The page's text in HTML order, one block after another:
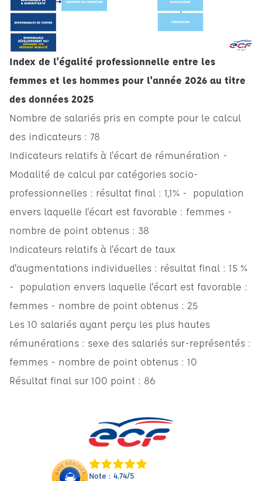
Index de l'égalité professionnelle entre les
femmes et les hommes pour l'année 2026 au titre
des données 2025
Nombre de salariés pris en compte pour le calcul
des indicateurs : 78
Indicateurs relatifs à l'écart de rémunération -
Modalité de calcul par catégories socio-
professionnelles : résultat final : 1,1% - population
envers laquelle l'écart est favorable : femmes -
nombre de point obtenus : 38
Indicateurs relatifs à l'écart de taux
d'augmentations individuelles : résultat final : 15 %
- population envers laquelle l'écart est favorable :
femmes - nombre de point obtenus : 25
Les 10 salariés ayant perçu les plus hautes
rémunérations : sexe des salariés sur-représentés :
femmes - nombre de point obtenus : 10
Résultat final sur 100 point : 86
Note : 4.74/5